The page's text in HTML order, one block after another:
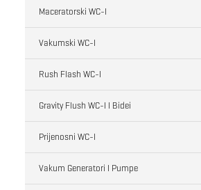
Maceratorski WC-I
Vakumski WC-I
Rush Flash WC-I
Gravity Flush WC-I I Bidei
Prijenosni WC-I
Vakum Generatori I Pumpe